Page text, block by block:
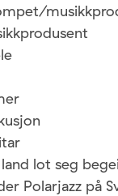
lot seg
Polarjazz på